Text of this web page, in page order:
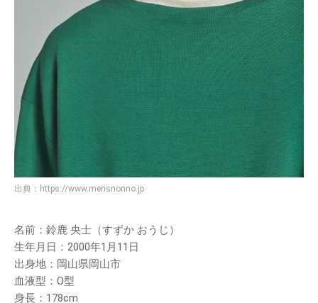
出典： https://www.mensnonno.jp
名前：鈴鹿 央士（すずか おうじ）
生年月日：2000年1月11日
出身地：岡山県岡山市
血液型：O型
身長：178cm